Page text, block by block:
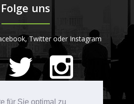
für Sie optimal zu
Folge uns
Twitter oder Instagram
auf ProvenExpert.com